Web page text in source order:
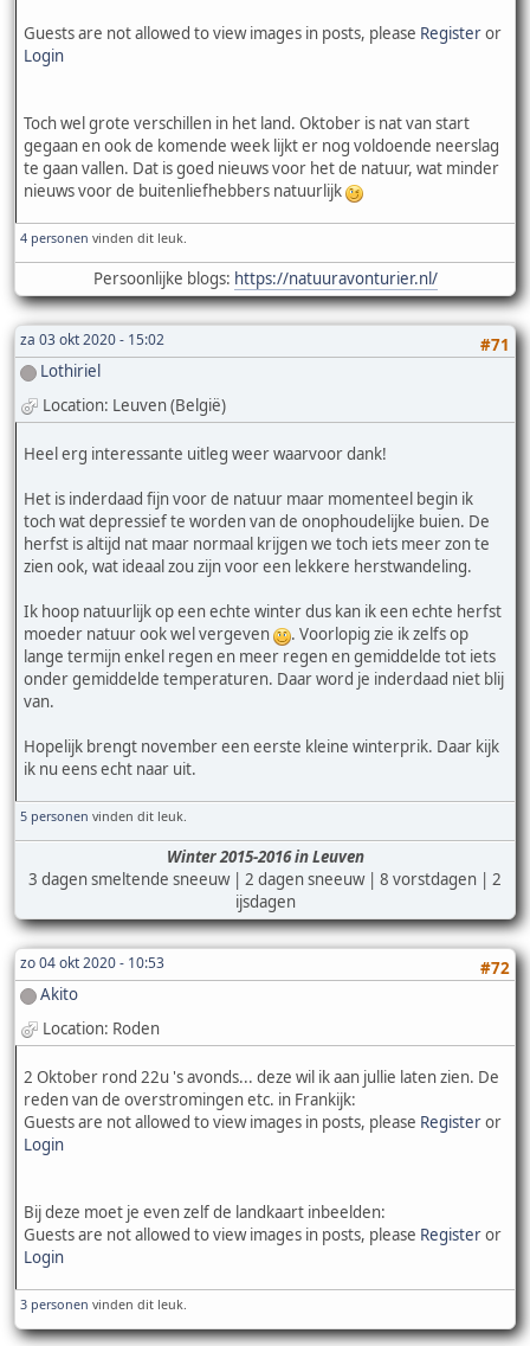
Guests are not allowed to view images in posts, please Registeror
Login
Toch wel grote verschillen in het land. Oktober is nat van start
gegaan en ook de komende week lijkt er nog voldoende neerslag
te gaan vallen. Dat is goed nieuws voor het de natuur, wat minder
nieuws voor de buitenliefhebbers natuurlijk
4 personen vinden dit leuk.
Persoonlijke blogs: https://natuuravonturier.nl/
za 03 okt 2020 - 15:02
#71
Lothiriel
Location: Leuven (België)
Heel erg interessante uitleg weer waarvoor dank!
Het is inderdaad fijn voor de natuur maar momenteel begin ik
toch wat depressief te worden van de onophoudelijke buien. De
herfst is altijd nat maar normaal krijgen we toch iets meer zon te
zien ook, wat ideaal zou zijn voor een lekkere herstwandeling.
Ik hoop natuurlijk op een echte winter dus kan ik een echte herfst
moeder natuur ook wel vergeven
. Voorlopig zie ik zelfs op
lange termijn enkel regen en meer regen en gemiddelde tot iets
onder gemiddelde temperaturen. Daar word je inderdaad niet blij
van.
Hopelijk brengt november een eerste kleine winterprik. Daar kijk
ik nu eens echt naar uit.
5 personen vinden dit leuk.
Winter 2015-2016 in Leuven
3 dagen smeltende sneeuw | 2 dagen sneeuw | 8 vorstdagen | 2
ijsdagen
zo 04 okt 2020 - 10:53
#72
Akito
Location: Roden
2 Oktober rond 22u 's avonds... deze wil ik aan jullie laten zien. De
reden van de overstromingen etc. in Frankijk:
Guests are not allowed to view images in posts, please Registeror
Login
Bij deze moet je even zelf de landkaart inbeelden:
Guests are not allowed to view images in posts, please Registeror
Login
3 personen vinden dit leuk.